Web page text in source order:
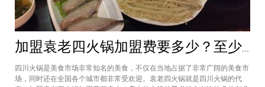
加盟袁老四火锅加盟费要多少？至少50万资金你准备好了吗？
四川火锅是美食市场非常知名的美食，不仅在当地占据了非常广阔的美食市
场，同时还在全国各个城市都非常受欢迎。袁老四火锅就是四川火锅的代